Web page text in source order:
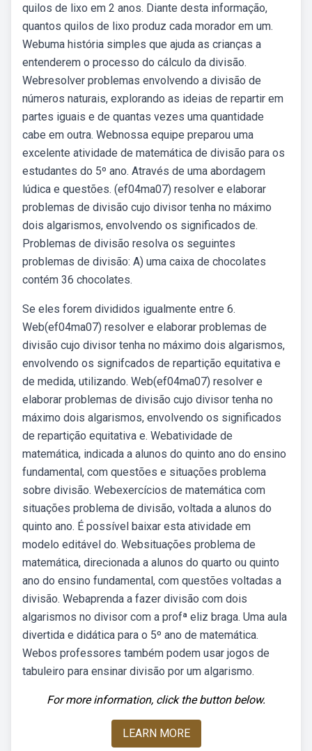
quilos de lixo em 2 anos. Diante desta informação,
quantos quilos de lixo produz cada morador em um.
Webuma história simples que ajuda as crianças a
entenderem o processo do cálculo da divisão.
Webresolver problemas envolvendo a divisão de
números naturais, explorando as ideias de repartir em
partes iguais e de quantas vezes uma quantidade
cabe em outra. Webnossa equipe preparou uma
excelente atividade de matemática de divisão para os
estudantes do 5º ano. Através de uma abordagem
lúdica e questões. (ef04ma07) resolver e elaborar
problemas de divisão cujo divisor tenha no máximo
dois algarismos, envolvendo os significados de.
Problemas de divisão resolva os seguintes
problemas de divisão: A) uma caixa de chocolates
contém 36 chocolates.
Se eles forem divididos igualmente entre 6.
Web(ef04ma07) resolver e elaborar problemas de
divisão cujo divisor tenha no máximo dois algarismos,
envolvendo os signifcados de repartição equitativa e
de medida, utilizando. Web(ef04ma07) resolver e
elaborar problemas de divisão cujo divisor tenha no
máximo dois algarismos, envolvendo os significados
de repartição equitativa e. Webatividade de
matemática, indicada a alunos do quinto ano do ensino
fundamental, com questões e situações problema
sobre divisão. Webexercícios de matemática com
situações problema de divisão, voltada a alunos do
quinto ano. É possível baixar esta atividade em
modelo editável do. Websituações problema de
matemática, direcionada a alunos do quarto ou quinto
ano do ensino fundamental, com questões voltadas a
divisão. Webaprenda a fazer divisão com dois
algarismos no divisor com a profª eliz braga. Uma aula
divertida e didática para o 5º ano de matemática.
Webos professores também podem usar jogos de
tabuleiro para ensinar divisão por um algarismo.
For more information, click the button below.
LEARN MORE